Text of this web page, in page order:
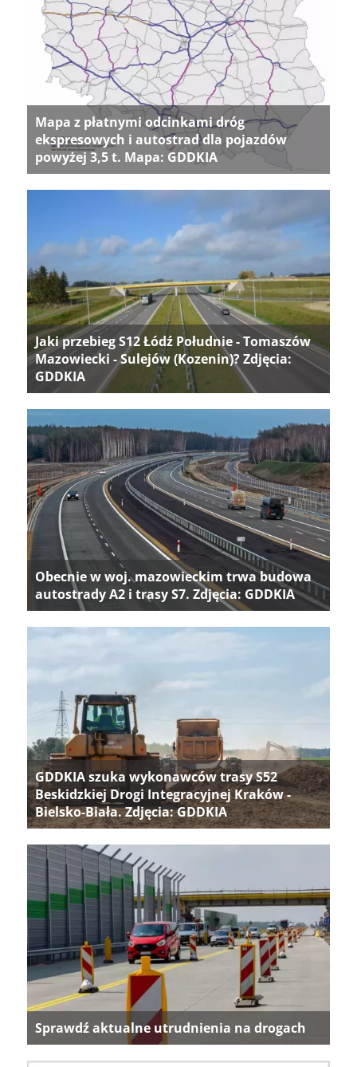
Mapa z płatnymi odcinkami dróg
ekspresowych i autostrad dla pojazdów
powyżej 3,5 t. Mapa: GDDKIA
Jaki przebieg S12 Łódź Południe - Tomaszów
Mazowiecki - Sulejów (Kozenin)? Zdjęcia:
GDDKIA
Obecnie w woj. mazowieckim trwa budowa
autostrady A2 i trasy S7. Zdjęcia: GDDKIA
GDDKIA szuka wykonawców trasy S52
Beskidzkiej Drogi Integracyjnej Kraków -
Bielsko-Biała. Zdjęcia: GDDKIA
Sprawdź aktualne utrudnienia na drogach